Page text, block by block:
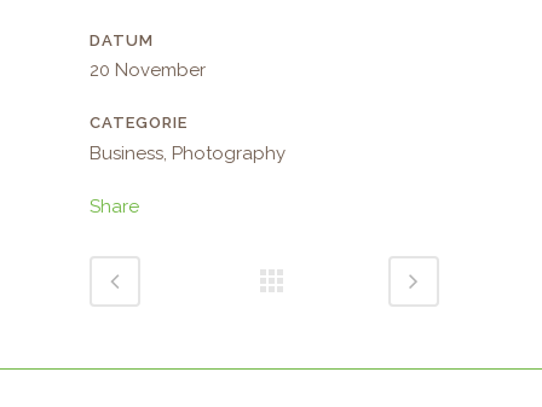
DATUM
20 November
CATEGORIE
Business, Photography
Share